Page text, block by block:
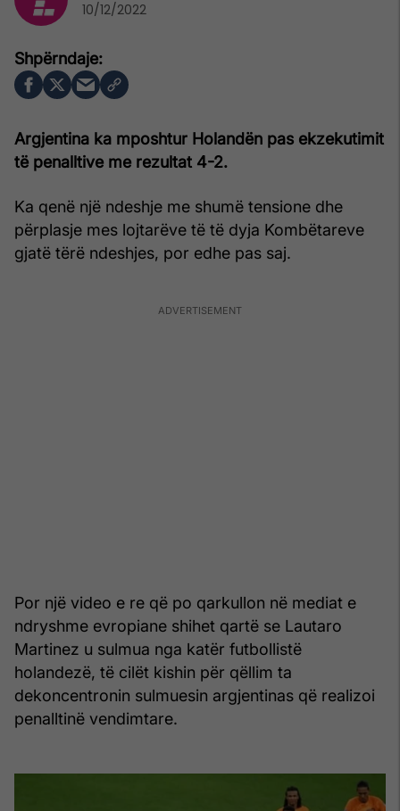
Argjentina ka mposhtur Holandën pas ekzekutimit
të penalltive me rezultat 4-2.
Ka qenë një ndeshje me shumë tensione dhe
përplasje mes lojtarëve të të dyja Kombëtareve
gjatë tërë ndeshjes, por edhe pas saj.
Por një video e re që po qarkullon në mediat e
ndryshme evropiane shihet qartë se Lautaro
Martinez u sulmua nga katër futbollistë
holandezë, të cilët kishin për qëllim ta
dekoncentronin sulmuesin argjentinas që realizoi
penalltinë vendimtare.
10/12/2022